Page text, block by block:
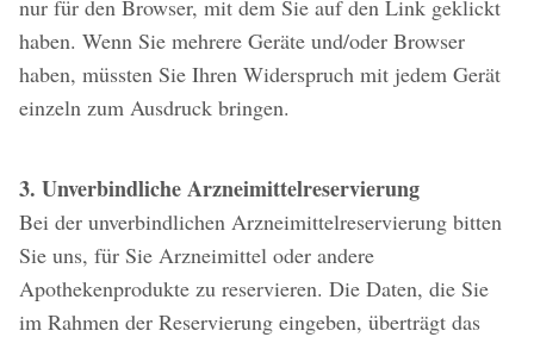
nur für den Browser, mit dem Sie auf den Link geklickt
haben. Wenn Sie mehrere Geräte und/oder Browser
haben, müssten Sie Ihren Widerspruch mit jedem Gerät
einzeln zum Ausdruck bringen.
3. Unverbindliche Arzneimittelreservierung
Bei der unverbindlichen Arzneimittelreservierung bitten
Sie uns, für Sie Arzneimittel oder andere
Apothekenprodukte zu reservieren. Die Daten, die Sie
im Rahmen der Reservierung eingeben, überträgt das